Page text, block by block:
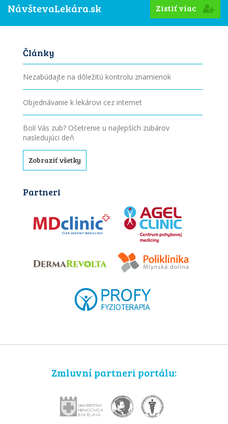
NávštevaLekára.sk
Zistiť viac
Články
Nezabúdajte na dôležitú kontrolu znamienok
Objednávanie k lekárovi cez internet
Bolí Vás zub? Ošetrenie u najlepších zubárov
nasledujúci deň
Zobraziť všetky
Partneri
Zmluvní partneri portálu: